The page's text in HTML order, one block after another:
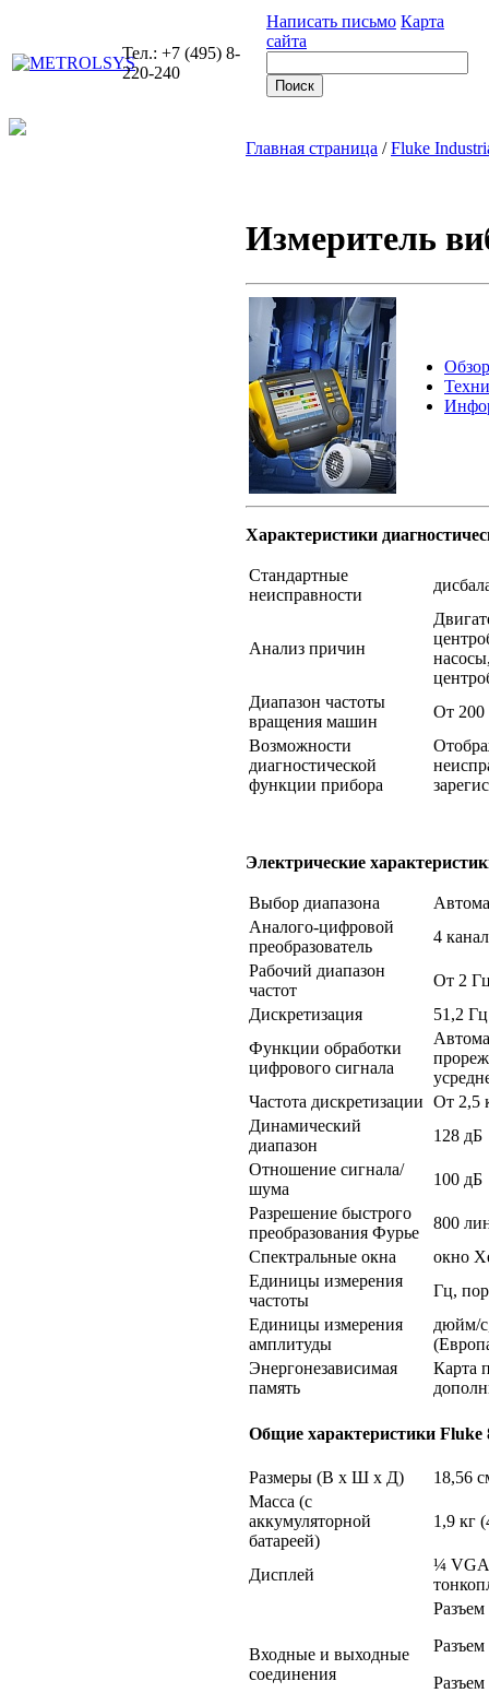
Тел.: +7 (495) 8-
220-240
Написать письмо Карта
сайта
Главная страница /Fluke
Измеритель
Характеристики
Стандартные
неисправности
Анализ причин
Диапазон частоты
вращения машин
От 200
Возможности
диагностической
функции прибора
Электрические
Выбор диапазона
Аналого-цифровой
преобразователь
4
Рабочий диапазон
частот
От 2
Дискретизация
51,2 Гц
Функции обработки
цифрового сигнала
Частота дискретизации От 2,5
Динамический
диапазон
128 дБ
Отношение сигнала/
шума
100 дБ
Разрешение быстрого
преобразования Фурье
800
Спектральные окна
окно
Единицы измерения
частоты
Гц,
Единицы измерения
амплитуды
дюйм/
Энергонезависимая
память
Карта
Общие характеристики Fluke
Размеры (В x Ш x Д)
18,56
Масса (с
аккумуляторной
батареей)
1,9 кг
Дисплей
¼
Входные и выходные
соединения
Разъем